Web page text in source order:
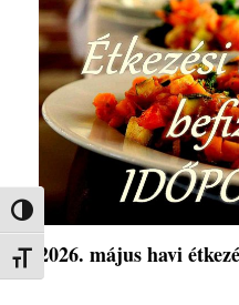
Nagy kontraszt váltása
Betűméret váltása
2026. május havi